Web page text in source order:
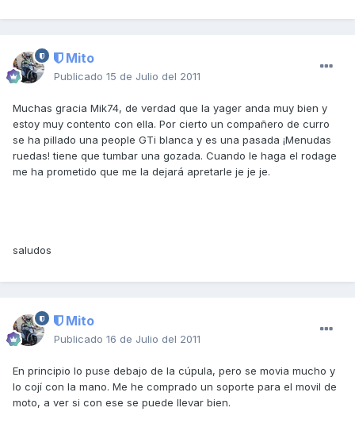
Mito
Publicado 15 de Julio del 2011
Muchas gracia Mik74, de verdad que la yager anda muy bien y
estoy muy contento con ella. Por cierto un compañero de curro
se ha pillado una people GTi blanca y es una pasada ¡Menudas
ruedas! tiene que tumbar una gozada. Cuando le haga el rodage
me ha prometido que me la dejará apretarle je je je.
saludos
Mito
Publicado 16 de Julio del 2011
En principio lo puse debajo de la cúpula, pero se movia mucho y
lo cojí con la mano. Me he comprado un soporte para el movil de
moto, a ver si con ese se puede llevar bien.